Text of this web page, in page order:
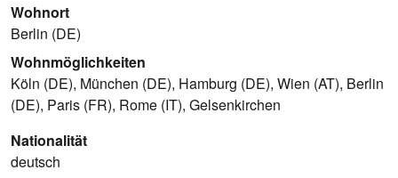
Wohnort
Berlin (DE)
Wohnmöglichkeiten
Köln (DE), München (DE), Hamburg (DE), Wien (AT), Berlin
(DE), Paris (FR), Rome (IT), Gelsenkirchen
Nationalität
deutsch